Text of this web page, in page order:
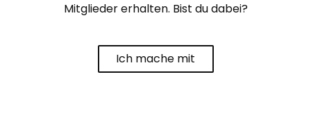
Mitglieder erhalten. Bist du dabei?
Ich mache mit